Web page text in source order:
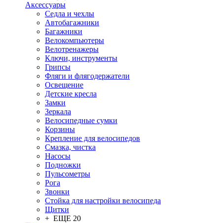
Аксессуары
Седла и чехлы
Автобагажники
Багажники
Велокомпьютеры
Велотренажеры
Ключи, инструменты
Грипсы
Фляги и флягодержатели
Освещение
Детские кресла
Замки
Зеркала
Велосипедные сумки
Корзины
Крепление для велосипедов
Смазка, чистка
Насосы
Подножки
Пульсометры
Рога
Звонки
Стойка для настройки велосипеда
Щитки
+ ЕЩЕ 20